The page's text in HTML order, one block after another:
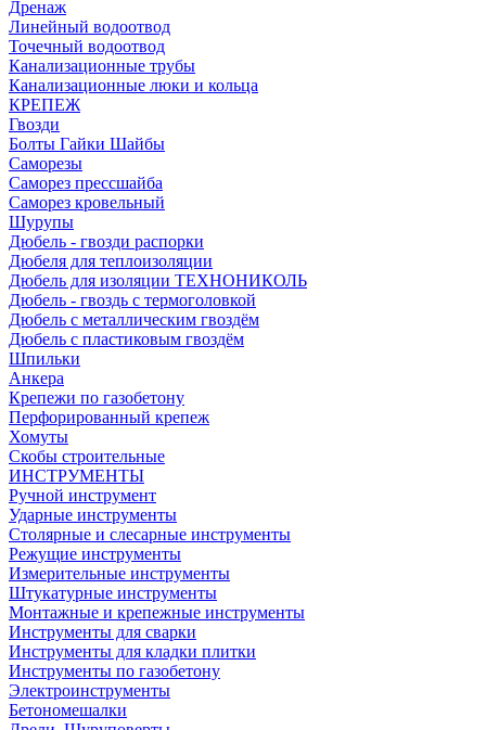
Дренаж
Линейный водоотвод
Точечный водоотвод
Канализационные трубы
Канализационные люки и кольца
КРЕПЕЖ
Гвозди
Болты Гайки Шайбы
Саморезы
Саморез прессшайба
Саморез кровельный
Шурупы
Дюбель - гвозди распорки
Дюбеля для теплоизоляции
Дюбель для изоляции ТЕХНОНИКОЛЬ
Дюбель - гвоздь с термоголовкой
Дюбель с металлическим гвоздём
Дюбель с пластиковым гвоздём
Шпильки
Анкера
Крепежи по газобетону
Перфорированный крепеж
Хомуты
Скобы строительные
ИНСТРУМЕНТЫ
Ручной инструмент
Ударные инструменты
Столярные и слесарные инструменты
Режущие инструменты
Измерительные инструменты
Штукатурные инструменты
Монтажные и крепежные инструменты
Инструменты для сварки
Инструменты для кладки плитки
Инструменты по газобетону
Электроинструменты
Бетономешалки